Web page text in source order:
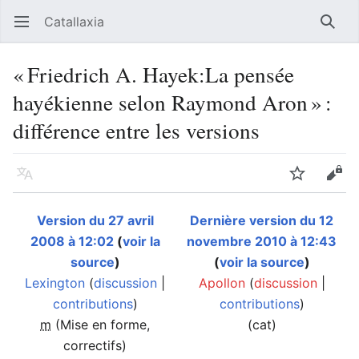
Ouvrir le menu principal Catallaxia
« Friedrich A. Hayek:La pensée
hayékienne selon Raymond Aron » :
différence entre les versions
Langue Suivre
Version du 27 avril
2008 à 12:02 (voir la
source)
Lexington (discussion
contributions)
m (Mise en forme,
correctifs)
Dernière version du 12
novembre 2010 à 12:43
(voir la source)
Apollon (discussion|
contributions)
(cat)